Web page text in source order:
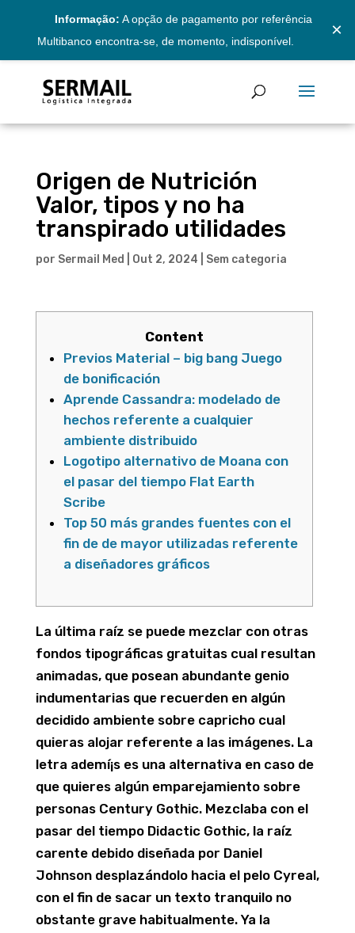
Informação: A opção de pagamento por referência
Multibanco encontra-se, de momento, indisponível.
×
Origen de Nutrición
Valor, tipos y no ha
transpirado utilidades
por Sermail Med Out 2, 2024 Sem categoria
Content
Previos Material – big bang Juego
de bonificación
Aprende Cassandra: modelado de
hechos referente a cualquier
ambiente distribuido
Logotipo alternativo de Moana con
el pasar del tiempo Flat Earth
Scribe
Top 50 más grandes fuentes con el
fin de de mayor utilizadas referente
a diseñadores gráficos
La última raíz se puede mezclar con otras
fondos tipográficas gratuitas cual resultan
animadas, que posean abundante genio
indumentarias que recuerden en algún
decidido ambiente sobre capricho cual
quieras alojar referente a las imágenes. La
letra ademí¡s es una alternativa en caso de
que quieres algún emparejamiento sobre
personas Century Gothic. Mezclaba con el
pasar del tiempo Didactic Gothic, la raíz
carente debido diseñada por Daniel
Johnson desplazándolo hacia el pelo Cyreal,
con el fin de sacar un texto tranquilo no
obstante grave habitualmente. Ya la